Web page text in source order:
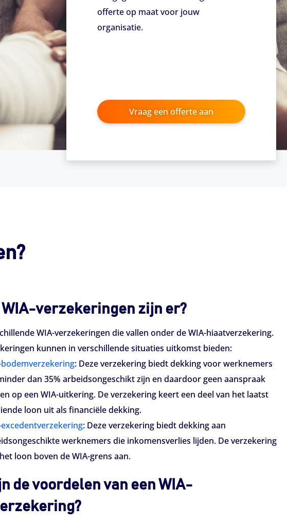
offerte op maat voor jouw
organisatie.
Vraag een offerte aan
WIA-verzekeringen zijn er?
WIA-verzekeringen die vallen onder de WIA-hiaatverzekering.
kunnen in verschillende situaties uitkomst bieden:
bodemverzekering: Deze verzekering biedt dekking voor werknemers
dan 35% arbeidsongeschikt zijn en daardoor geen aanspraak
op een WIA-uitkering. De verzekering keert een deel van het laatst
loon uit als financiële dekking.
excedentverzekering: Deze verzekering biedt dekking aan
werknemers die inkomensverlies lijden. De verzekering
loon boven de WIA-grens aan.
de voordelen van een WIA-